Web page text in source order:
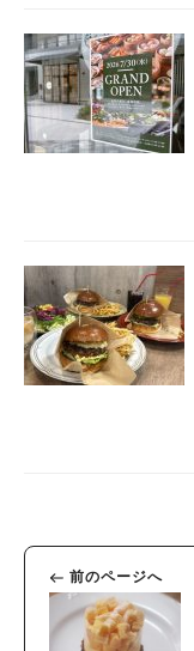
前のページへ